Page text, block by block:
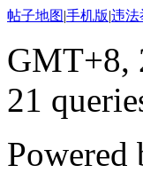
帖子地图|手机版|违法
GMT+8,
21
Powered